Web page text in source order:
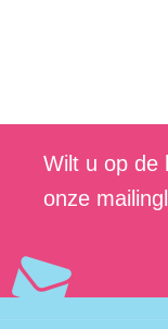
Wilt u op de
onze